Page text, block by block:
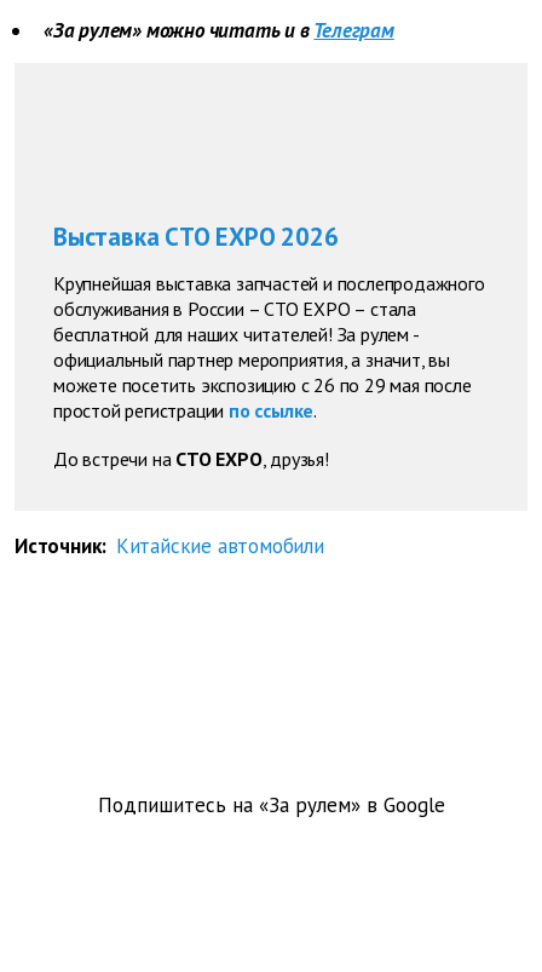
«За рулем» можно читать и вТелеграм
Выставка СТО EXPO 2026
Крупнейшая выставка запчастей и послепродажного
обслуживания в России – СТО EXPO – стала
бесплатной для наших читателей! За рулем -
официальный партнер мероприятия, а значит, вы
можете посетить экспозицию с 26 по 29 мая после
простой регистрации по ссылке.
До встречи на СТО EXPO, друзья!
Источник: Китайские автомобили
Подпишитесь на «За рулем» в Google